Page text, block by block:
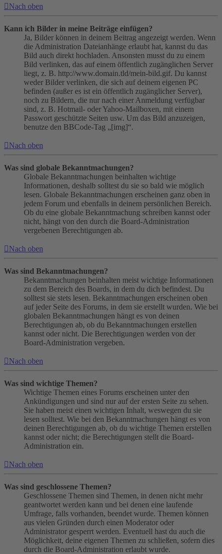
Nach oben
Kann ich Bilder in meine Beiträge einfügen?
Ja, Bilder können in deinem Beitrag angezeigt werden. Wenn
die Administration Dateianhänge erlaubt hat, kannst du das
Bild auch direkt hochladen. Ansonsten musst du zu einem
Bild verlinken, das auf einem öffentlich zugänglichen Server
liegt, z. B. http://www.domain.tld/mein-bild.gif. Du kannst
weder Bilder verlinken, die sich auf deinem eigenen PC
befinden (außer es ist ein öffentlich zugänglicher Server),
noch zu Bildern, die nur nach einer Anmeldung verfügbar
sind, z. B. Hotmail- oder Yahoo-Mailboxen, mit einem
Passwort geschützte Seiten usw. Um das Bild anzuzeigen,
benutze den BBCode-Tag „[img]“.
Nach oben
Was sind globale Bekanntmachungen?
Globale Bekanntmachungen beinhalten wichtige
Informationen, deshalb solltest du sie so bald wie möglich
lesen. Globale Bekanntmachungen erscheinen ganz oben in
jedem Forum und ebenfalls in deinem persönlichen Bereich.
Ob du eine globale Bekanntmachung schreiben kannst oder
nicht, hängt von den durch die Board-Administration
vergebenen Berechtigungen ab.
Nach oben
Was sind Bekanntmachungen?
Bekanntmachungen beinhalten meist wichtige Informationen
zu dem Bereich des Boards, in dem du dich befindest. Du
solltest sie stets lesen. Bekanntmachungen erscheinen oben
auf jeder Seite des Forums, in dem sie erstellt wurden. Wie bei
globalen Bekanntmachungen hängt es von deinen
Berechtigungen ab, ob du Bekanntmachungen erstellen
kannst oder nicht. Die Berechtigungen werden von der
Board-Administration vergeben.
Nach oben
Was sind wichtige Themen?
Wichtige Themen eines Forums erscheinen unter den
Ankündigungen und sind nur auf der ersten Seite zu sehen.
Sie haben meist einen wichtigen Inhalt, weswegen du sie
lesen solltest. Wie bei den Bekanntmachungen hängt es von
deinen Berechtigungen ab, ob du wichtige Themen erstellen
kannst oder nicht; die Berechtigungen stellt die Board-
Administration ein.
Nach oben
Was sind geschlossene Themen?
Geschlossene Themen sind Themen, in denen nicht mehr
geantwortet werden kann und bei denen eine laufende
Umfrage, falls vorhanden, beendet wurde. Themen können
aus vielen Gründen durch einen Moderator oder
Administrator gesperrt werden. Eventuell hast du auch die
Möglichkeit, deine eigenen Themen zu schließen, sofern dies
durch die Board-Administration erlaubt wurde.